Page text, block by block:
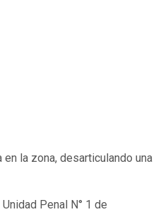
la zona, desarticulando una
Penal N° 1 de